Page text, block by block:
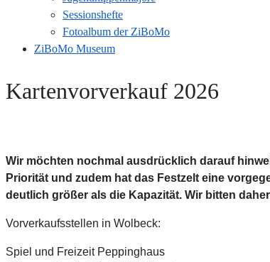
Sessionshefte
Fotoalbum der ZiBoMo
ZiBoMo Museum
Kartenvorverkauf 2026
Wir möchten nochmal ausdrücklich darauf
Priorität und zudem hat das Festzelt eine
deutlich größer als die Kapazität. Wir bitten
Vorverkaufsstellen in Wolbeck:
Spiel und Freizeit Peppinghaus